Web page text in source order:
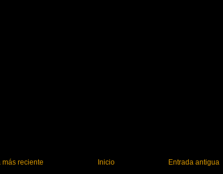
más reciente Entrada antigua
Inicio